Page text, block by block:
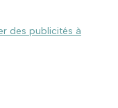
des publicités à